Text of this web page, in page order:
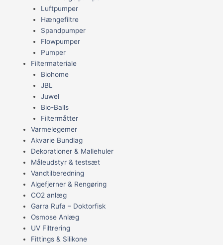
Luftpumper
Hængefiltre
Spandpumper
Flowpumper
Pumper
Filtermateriale
Biohome
JBL
Juwel
Bio-Balls
Filtermåtter
Varmelegemer
Akvarie Bundlag
Dekorationer & Mallehuler
Måleudstyr & testsæt
Vandtilberedning
Algefjerner & Rengøring
CO2 anlæg
Garra Rufa – Doktorfisk
Osmose Anlæg
UV Filtrering
Fittings & Silikone